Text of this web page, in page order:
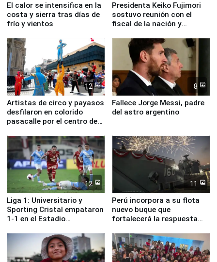
El calor se intensifica en la
costa y sierra tras días de
frío y vientos
Presidenta Keiko Fujimori
sostuvo reunión con el
fiscal de la nación y
12
Artistas de circo y payasos
desfilaron en colorido
pasacalle por el centro de
8
Fallece Jorge Messi, padre
del astro argentino
12
Liga 1: Universitario y
Sporting Cristal empataron
1-1 en el Estadio
11
Perú incorpora a su flota
nuevo buque que
fortalecerá la respuesta